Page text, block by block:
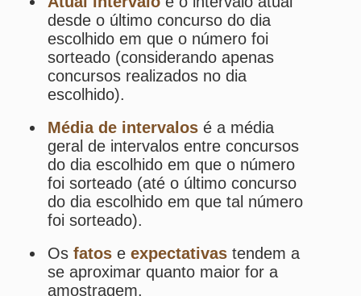
PRINCIPAL
eBooks
Artigos
Estatísticas
Desdobramentos
Conferidor
Simulador